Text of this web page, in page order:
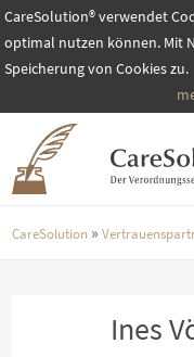
CareSolution® verwendet
optimal nutzen können. Mit
Speicherung von Cookies zu.
CareSolution »
Ines